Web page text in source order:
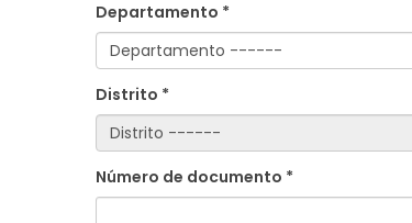
Departamento *
Distrito *
Número de documento *